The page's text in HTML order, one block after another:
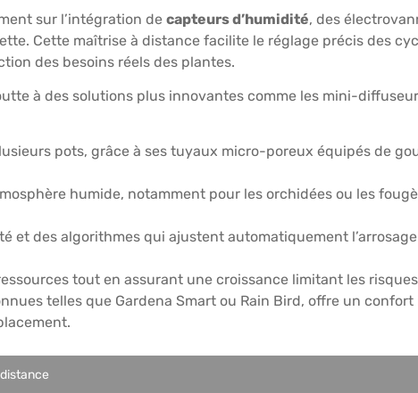
sur l’intégration de capteurs d’humidité, des
Cette maîtrise à distance facilite le réglage précis des
des besoins réels des plantes.
à des solutions plus innovantes comme les mini-
pots, grâce à ses tuyaux micro-poreux équipés de
humide, notamment pour les orchidées ou les
et des algorithmes qui ajustent automatiquement
tout en assurant une croissance limitant les risques
telles que Gardena Smart ou Rain Bird, offre un confort